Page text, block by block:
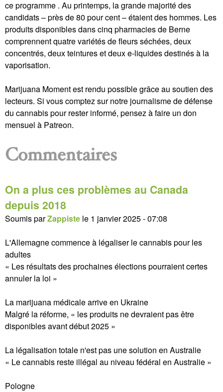
ce programme . Au printemps, la grande majorité des
candidats – près de 80 pour cent – ​​étaient des hommes. Les
produits disponibles dans cinq pharmacies de Berne
comprennent quatre variétés de fleurs séchées, deux
concentrés, deux teintures et deux e-liquides destinés à la
vaporisation.
Marijuana Moment est rendu possible grâce au soutien des
lecteurs. Si vous comptez sur notre journalisme de défense
du cannabis pour rester informé, pensez à faire un don
mensuel à Patreon.
Commentaires
On a plus ces problèmes au Canada
depuis 2018
Soumis parZappiste le 1 janvier 2025 - 07:08
L'Allemagne commence à légaliser le cannabis pour les
adultes
« Les résultats des prochaines élections pourraient certes
annuler la loi »
La marijuana médicale arrive en Ukraine
Malgré la réforme, « les produits ne devraient pas être
disponibles avant début 2025 »
La légalisation totale n'est pas une solution en Australie
« Le cannabis reste illégal au niveau fédéral en Australie »
Pologne